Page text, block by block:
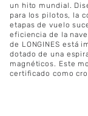
un hito mundial.
para los pilotos, la
etapas de vuelo
eficiencia de la
de LONGINES está
dotado de una
magnéticos. Este
certificado como